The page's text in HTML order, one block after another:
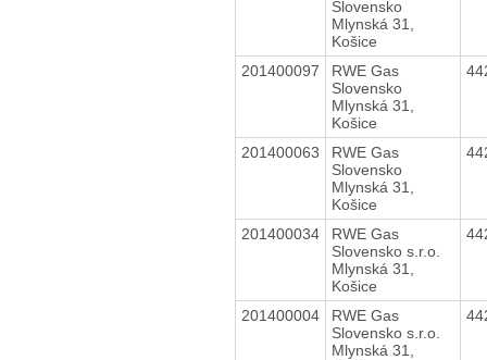
Slovensko
Mlynská 31,
Košice
201400097
RWE Gas
Slovensko
Mlynská 31,
Košice
201400063
RWE Gas
Slovensko
Mlynská 31,
Košice
201400034
RWE Gas
Slovensko s.r.o.
Mlynská 31,
Košice
201400004
RWE Gas
Slovensko s.r.o.
Mlynská 31,